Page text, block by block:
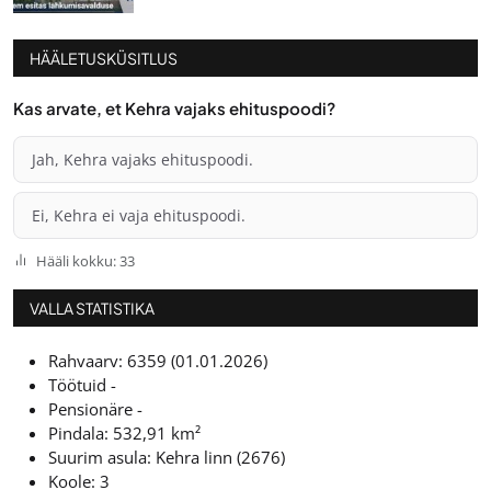
HÄÄLETUSKÜSITLUS
Kas arvate, et Kehra vajaks ehituspoodi?
Jah, Kehra vajaks ehituspoodi.
Ei, Kehra ei vaja ehituspoodi.
Hääli kokku: 33
VALLA STATISTIKA
Rahvaarv: 6359 (01.01.2026)
Töötuid -
Pensionäre -
Pindala: 532,91 km²
Suurim asula: Kehra linn (2676)
Koole: 3